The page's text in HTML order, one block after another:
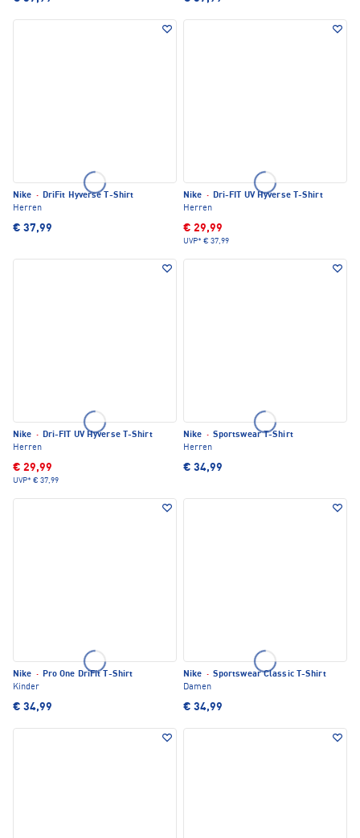
Nike · DriFit Hyverse T-Shirt
Herren
€ 37,99
Nike · Dri-FIT UV Hyverse T-Shirt
Herren
€ 29,99
UVP* € 37,99
Nike · Dri-FIT UV Hyverse T-Shirt
Herren
€ 29,99
UVP* € 37,99
Nike · Sportswear T-Shirt
Herren
€ 34,99
Nike · Pro One DriFit T-Shirt
Kinder
€ 34,99
Nike · Sportswear Classic T-Shirt
Damen
€ 34,99